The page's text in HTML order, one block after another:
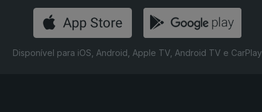
Disponível para iOS, Android, Apple TV, Android TV e CarPlay